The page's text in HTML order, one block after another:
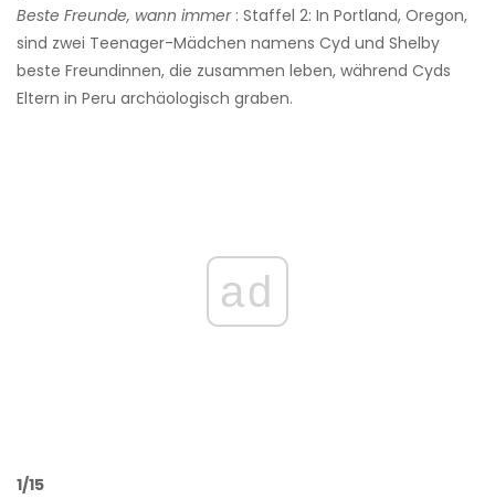
Beste Freunde, wann immer: Staffel 2: In Portland, Oregon,
sind zwei Teenager-Mädchen namens Cyd und Shelby
beste Freundinnen, die zusammen leben, während Cyds
Eltern in Peru archäologisch graben.
ad
1/15